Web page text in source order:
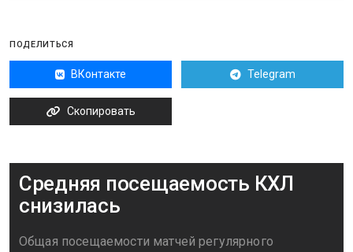
ПОДЕЛИТЬСЯ
ВКонтакте Telegram
Скопировать
Средняя посещаемость КХЛ
снизилась
Общая посещаемости матчей регулярного